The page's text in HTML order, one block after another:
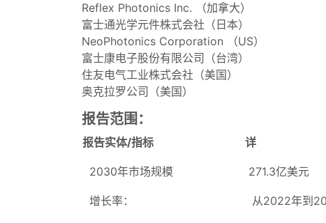
Reflex Photonics Inc. （加拿大）
富士通光学元件株式会社（日本）
NeoPhotonics Corporation （US）
富士康电子股份有限公司（台湾）
住友电气工业株式会社（美国）
奥克拉罗公司（美国）
报告范围：
报告实体/指标 详
2030年市场规模 271.3亿美元
增长率： 从2022年到